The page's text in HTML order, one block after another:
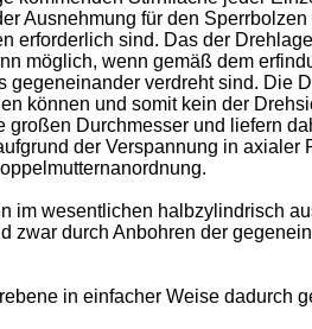
Ausnehmung für den
sind. Das der
möglich, wenn gemäß dem
verdreht sind. Die
können und somit kein der
Durchmesser und liefern
der Verspannung in
wesentlichen halbzylindrisch
durch Anbohren der
in einfacher Weise dadurch